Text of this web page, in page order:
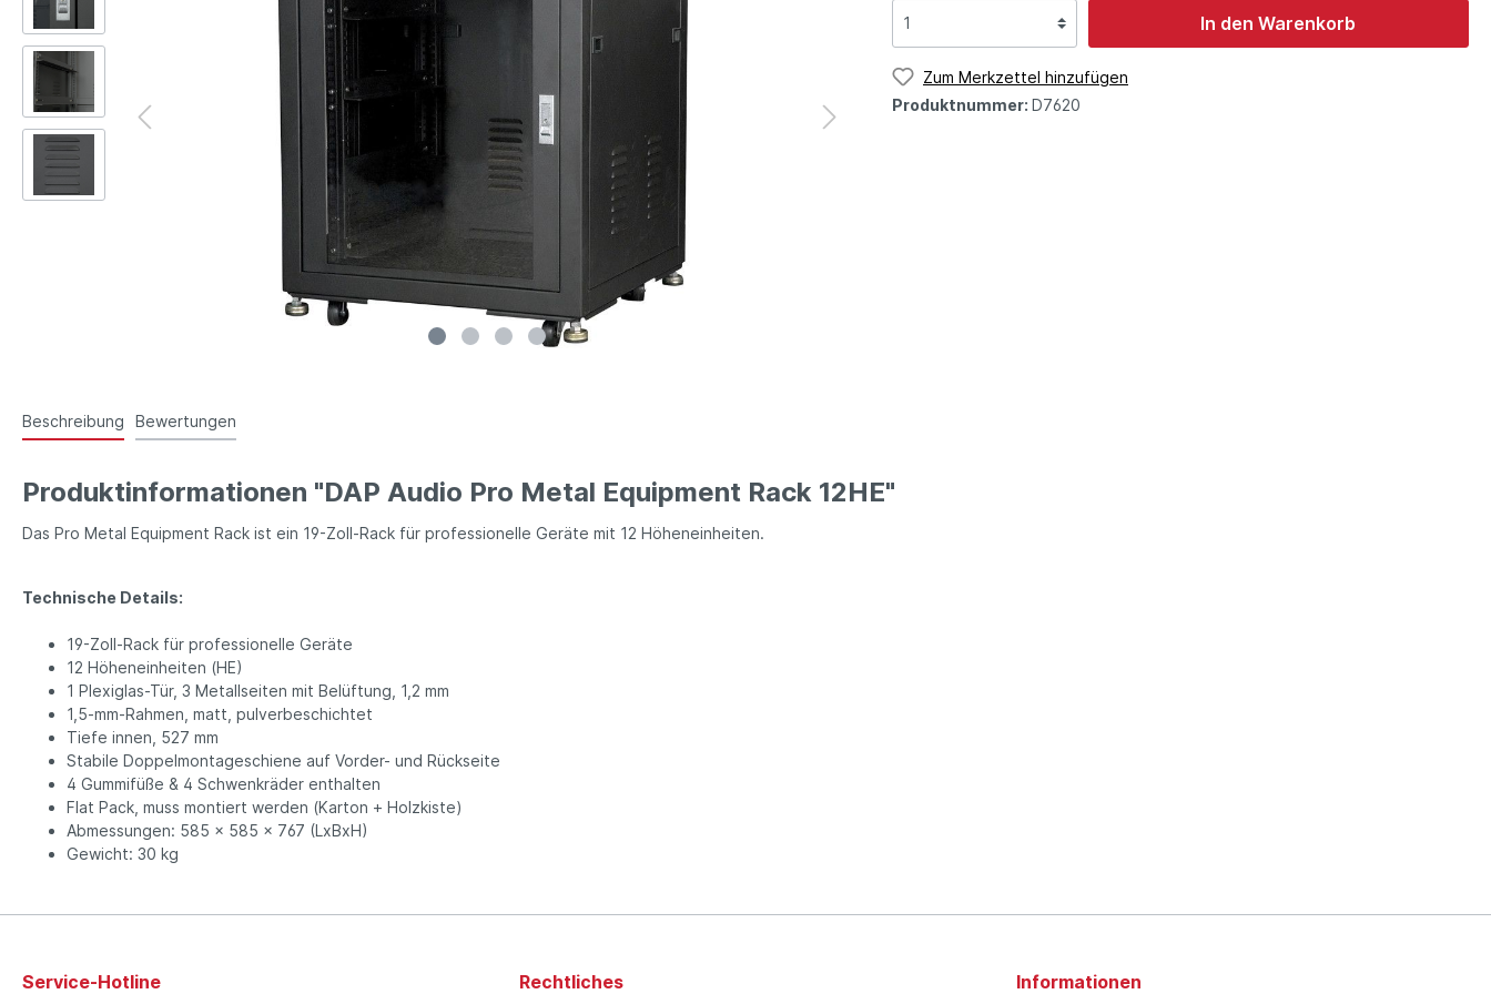
In den Warenkorb
Zum Merkzettel hinzufügen
Produktnummer: D7620
Beschreibung Bewertungen
Produktinformationen "DAP Audio Pro Metal Equipment Rack 12HE"
Das Pro Metal Equipment Rack ist ein 19-Zoll-Rack für professionelle Geräte mit 12 Höheneinheiten.
Technische Details:
19-Zoll-Rack für professionelle Geräte
12 Höheneinheiten (HE)
1 Plexiglas-Tür, 3 Metallseiten mit Belüftung, 1,2 mm
1,5-mm-Rahmen, matt, pulverbeschichtet
Tiefe innen, 527 mm
Stabile Doppelmontageschiene auf Vorder- und Rückseite
4 Gummifüße & 4 Schwenkräder enthalten
Flat Pack, muss montiert werden (Karton + Holzkiste)
Abmessungen: 585 x 585 x 767 (LxBxH)
Gewicht: 30 kg
Service-Hotline Rechtliches Informationen